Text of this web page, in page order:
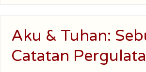
Aku & Tuhan:
Catatan